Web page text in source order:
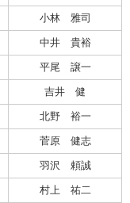
小林 雅司
中井 貴裕
平尾 譲一
吉井 健
北野 裕一
菅原 健志
羽沢 頼誠
村上 祐二